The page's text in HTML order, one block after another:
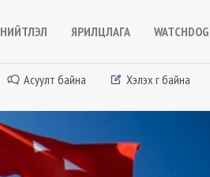
НИЙТЛЭЛ ЯРИЛЦЛАГА WATCHDOG
Асуулт байна Хэлэх үг байна